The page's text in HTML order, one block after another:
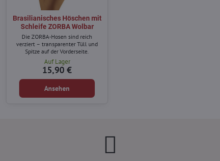
Brasilianisches Höschen mit
Schleife ZORBA Wolbar
Die ZORBA-Hosen sind reich
verziert – transparenter Tüll und
Spitze auf der Vorderseite.
Auf Lager
15,90 €
Ansehen